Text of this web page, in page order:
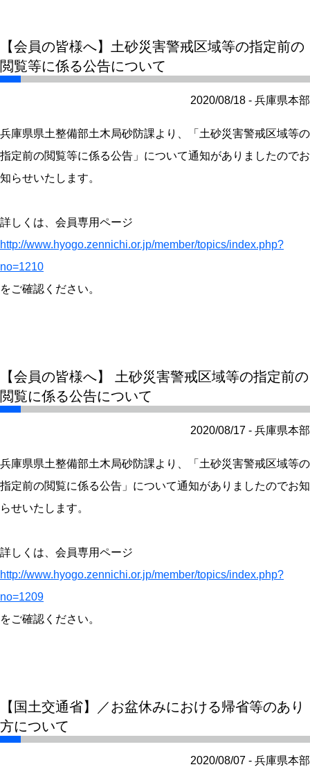
【会員の皆様へ】土砂災害警戒区域等の指定前の
閲覧等に係る公告について
2020/08/18 - 兵庫県本部
兵庫県県土整備部土木局砂防課より、「土砂災害警戒区域等の
指定前の閲覧等に係る公告」について通知がありましたのでお
知らせいたします。
詳しくは、会員専用ページ
http://www.hyogo.zennichi.or.jp/member/topics/index.php?
no=1210
をご確認ください。
【会員の皆様へ】 土砂災害警戒区域等の指定前の
閲覧に係る公告について
2020/08/17 - 兵庫県本部
兵庫県県土整備部土木局砂防課より、「土砂災害警戒区域等の
指定前の閲覧に係る公告」について通知がありましたのでお知
らせいたします。
詳しくは、会員専用ページ
http://www.hyogo.zennichi.or.jp/member/topics/index.php?
no=1209
をご確認ください。
【国土交通省】／お盆休みにおける帰省等のあり
方について
2020/08/07 - 兵庫県本部